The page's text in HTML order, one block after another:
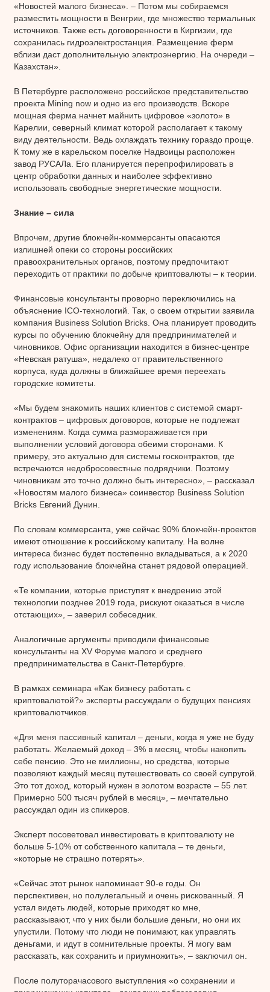
«Новостей малого бизнеса». – Потом мы собираемся
разместить мощности в Венгрии, где множество термальных
источников. Также есть договоренности в Киргизии, где
сохранилась гидроэлектростанция. Размещение ферм
вблизи даст дополнительную электроэнергию. На очереди –
Казахстан».
В Петербурге расположено российское представительство
проекта Mining now и одно из его производств. Вскоре
мощная ферма начнет майнить цифровое «золото» в
Карелии, северный климат которой располагает к такому
виду деятельности. Ведь охлаждать технику гораздо проще.
К тому же в карельском поселке Надвоицы расположен
завод РУСАЛа. Его планируется перепрофилировать в
центр обработки данных и наиболее эффективно
использовать свободные энергетические мощности.
Знание – сила
Впрочем, другие блокчейн-коммерсанты опасаются
излишней опеки со стороны российских
правоохранительных органов, поэтому предпочитают
переходить от практики по добыче криптовалюты – к теории.
Финансовые консультанты проворно переключились на
объяснение ICO-технологий. Так, о своем открытии заявила
компания Business Solution Bricks. Она планирует проводить
курсы по обучению блокчейну для предпринимателей и
чиновников. Офис организации находится в бизнес-центре
«Невская ратуша», недалеко от правительственного
корпуса, куда должны в ближайшее время переехать
городские комитеты.
«Мы будем знакомить наших клиентов с системой смарт-
контрактов – цифровых договоров, которые не подлежат
изменениям. Когда сумма размораживается при
выполнении условий договора обеими сторонами. К
примеру, это актуально для системы госконтрактов, где
встречаются недобросовестные подрядчики. Поэтому
чиновникам это точно должно быть интересно», – рассказал
«Новостям малого бизнеса» соинвестор Business Solution
Bricks Евгений Дунин.
По словам коммерсанта, уже сейчас 90% блокчейн-проектов
имеют отношение к российскому капиталу. На волне
интереса бизнес будет постепенно вкладываться, а к 2020
году использование блокчейна станет рядовой операцией.
«Те компании, которые приступят к внедрению этой
технологии позднее 2019 года, рискуют оказаться в числе
отстающих», – заверил собеседник.
Аналогичные аргументы приводили финансовые
консультанты на XV Форуме малого и среднего
предпринимательства в Санкт-Петербурге.
В рамках семинара «Как бизнесу работать с
криптовалютой?» эксперты рассуждали о будущих пенсиях
криптовалютчиков.
«Для меня пассивный капитал – деньги, когда я уже не буду
работать. Желаемый доход – 3% в месяц, чтобы накопить
себе пенсию. Это не миллионы, но средства, которые
позволяют каждый месяц путешествовать со своей супругой.
Это тот доход, который нужен в золотом возрасте – 55 лет.
Примерно 500 тысяч рублей в месяц», – мечтательно
рассуждал один из спикеров.
Эксперт посоветовал инвестировать в криптовалюту не
больше 5-10% от собственного капитала – те деньги,
«которые не страшно потерять».
«Сейчас этот рынок напоминает 90-е годы. Он
перспективен, но полулегальный и очень рискованный. Я
устал видеть людей, которые приходят ко мне,
рассказывают, что у них были большие деньги, но они их
упустили. Потому что люди не понимают, как управлять
деньгами, и идут в сомнительные проекты. Я могу вам
рассказать, как сохранить и приумножить», – заключил он.
После полуторачасового выступления «о сохранении и